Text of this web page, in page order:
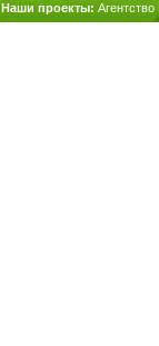
Наши проекты: